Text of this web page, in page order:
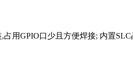
用GPIO口少且方便焊接; 内置